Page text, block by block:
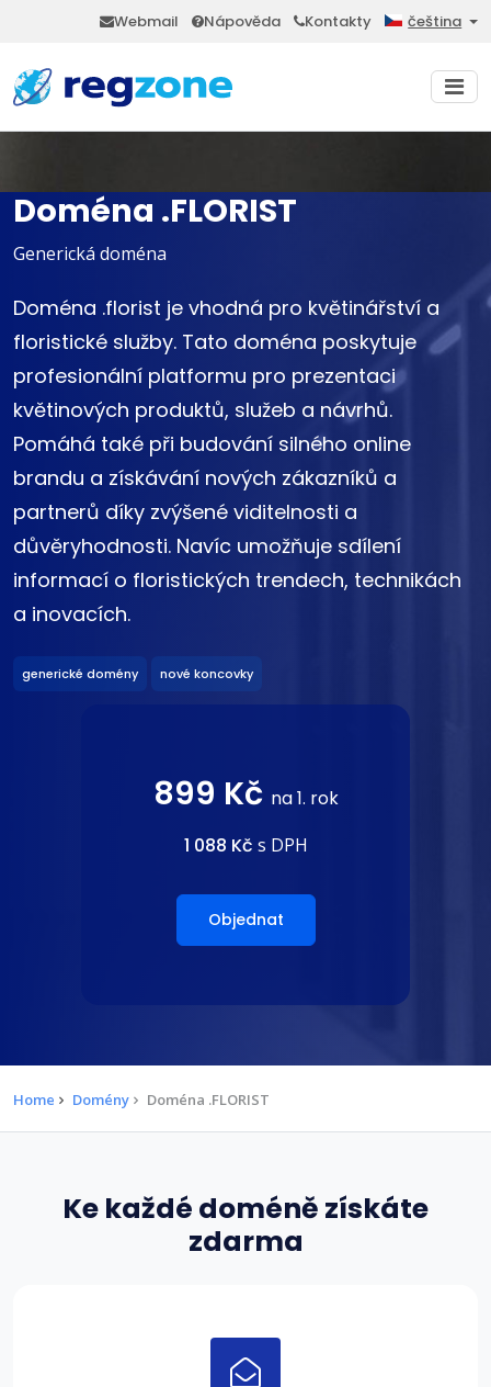
Webmail Nápověda Kontakty čeština
Doména .FLORIST
Generická doména
Doména .florist je vhodná pro květinářství a
floristické služby. Tato doména poskytuje
profesionální platformu pro prezentaci
květinových produktů, služeb a návrhů.
Pomáhá také při budování silného online
brandu a získávání nových zákazníků a
partnerů díky zvýšené viditelnosti a
důvěryhodnosti. Navíc umožňuje sdílení
informací o floristických trendech, technikách
a inovacích.
generické domény nové koncovky
899 Kč na 1. rok
1 088 Kč s DPH
Objednat
Home Domény Doména .FLORIST
Ke každé doméně získáte
zdarma